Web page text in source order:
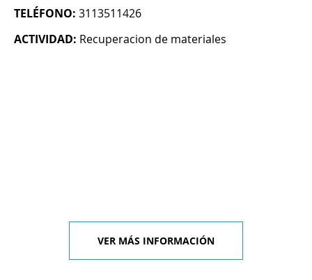
TELÉFONO: 3113511426
ACTIVIDAD: Recuperacion de materiales
VER MÁS INFORMACIÓN